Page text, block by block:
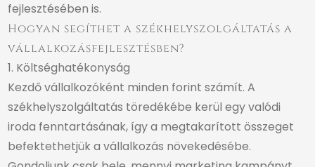
fejlesztésében is.
Hogyan segíthet a székhelyszolgáltatás a
vállalkozásfejlesztésben?
1. Költséghatékonyság
Kezdő vállalkozóként minden forint számít. A
székhelyszolgáltatás töredékébe kerül egy valódi
iroda fenntartásának, így a megtakarított összeget
befektethetjük a vállalkozás növekedésébe.